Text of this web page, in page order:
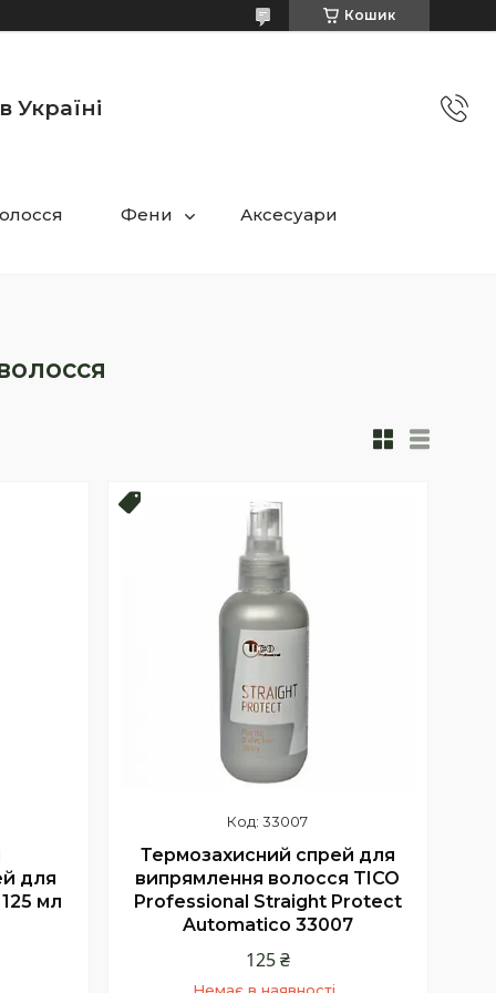
Кошик
Україні
Фени Аксесуари
для
мл
33007
Термозахисний спрей для
випрямлення волосся TICO
Professional Straight Protect
Automatico 33007
125 ₴